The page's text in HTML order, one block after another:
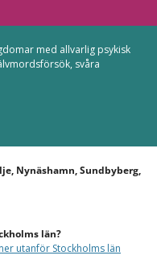
med allvarlig psykisk
svåra
Nynäshamn, Sundbyberg,
län?
utanför Stockholms län